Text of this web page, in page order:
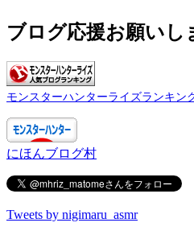
ブログ応援お願いし
モンスターハンターライズランキン
にほんブログ村
Tweets by nigimaru_asmr